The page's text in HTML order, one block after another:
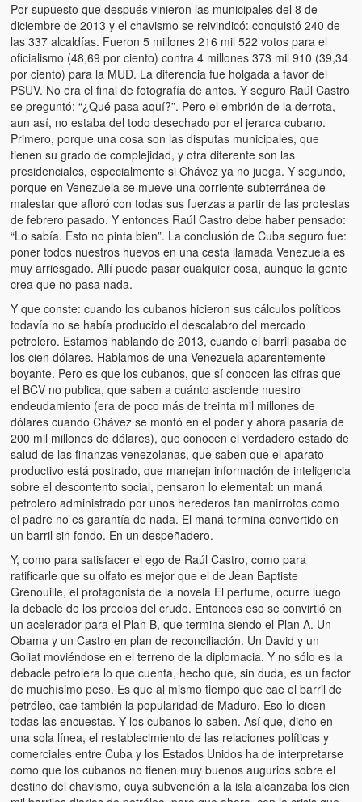
Por supuesto que después vinieron las municipales del 8 de
diciembre de 2013 y el chavismo se reivindicó: conquistó 240 de
las 337 alcaldías. Fueron 5 millones 216 mil 522 votos para el
oficialismo (48,69 por ciento) contra 4 millones 373 mil 910 (39,34
por ciento) para la MUD. La diferencia fue holgada a favor del
PSUV. No era el final de fotografía de antes. Y seguro Raúl Castro
se preguntó: “¿Qué pasa aquí?”. Pero el embrión de la derrota,
aun así, no estaba del todo desechado por el jerarca cubano.
Primero, porque una cosa son las disputas municipales, que
tienen su grado de complejidad, y otra diferente son las
presidenciales, especialmente si Chávez ya no juega. Y segundo,
porque en Venezuela se mueve una corriente subterránea de
malestar que afloró con todas sus fuerzas a partir de las protestas
de febrero pasado. Y entonces Raúl Castro debe haber pensado:
“Lo sabía. Esto no pinta bien”. La conclusión de Cuba seguro fue:
poner todos nuestros huevos en una cesta llamada Venezuela es
muy arriesgado. Allí puede pasar cualquier cosa, aunque la gente
crea que no pasa nada.
Y que conste: cuando los cubanos hicieron sus cálculos políticos
todavía no se había producido el descalabro del mercado
petrolero. Estamos hablando de 2013, cuando el barril pasaba de
los cien dólares. Hablamos de una Venezuela aparentemente
boyante. Pero es que los cubanos, que sí conocen las cifras que
el BCV no publica, que saben a cuánto asciende nuestro
endeudamiento (era de poco más de treinta mil millones de
dólares cuando Chávez se montó en el poder y ahora pasaría de
200 mil millones de dólares), que conocen el verdadero estado de
salud de las finanzas venezolanas, que saben que el aparato
productivo está postrado, que manejan información de inteligencia
sobre el descontento social, pensaron lo elemental: un maná
petrolero administrado por unos herederos tan manirrotos como
el padre no es garantía de nada. El maná termina convertido en
un barril sin fondo. En un despeñadero.
Y, como para satisfacer el ego de Raúl Castro, como para
ratificarle que su olfato es mejor que el de Jean Baptiste
Grenouille, el protagonista de la novela El perfume, ocurre luego
la debacle de los precios del crudo. Entonces eso se convirtió en
un acelerador para el Plan B, que termina siendo el Plan A. Un
Obama y un Castro en plan de reconciliación. Un David y un
Goliat moviéndose en el terreno de la diplomacia. Y no sólo es la
debacle petrolera lo que cuenta, hecho que, sin duda, es un factor
de muchísimo peso. Es que al mismo tiempo que cae el barril de
petróleo, cae también la popularidad de Maduro. Eso lo dicen
todas las encuestas. Y los cubanos lo saben. Así que, dicho en
una sola línea, el restablecimiento de las relaciones políticas y
comerciales entre Cuba y los Estados Unidos ha de interpretarse
como que los cubanos no tienen muy buenos augurios sobre el
destino del chavismo, cuya subvención a la isla alcanzaba los cien